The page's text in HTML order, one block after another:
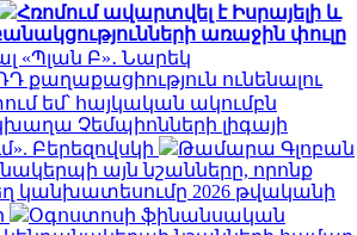
Հռոմում ավարտվել է Իսրայելի և
առաջին փուլը
«Պլան Բ»․ Նարեկ
քաղաքացիություն ունենալու
եմ՝ հայկական ակումբն
Չեմպիոնների լիգայի
Բերեզովսկի
Թամարա Գլոբան
այն նշանները, որոնք
կանխատեսումը 2026 թվականի
Օգոստոսի ֆինանսական